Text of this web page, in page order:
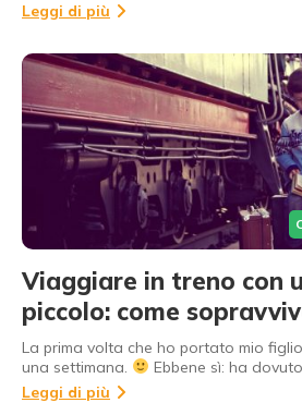
Leggi di più
Viaggiare in treno con
piccolo: come
La prima volta che ho portato mio
una settimana.
Ebbene sì: ha
Leggi di più